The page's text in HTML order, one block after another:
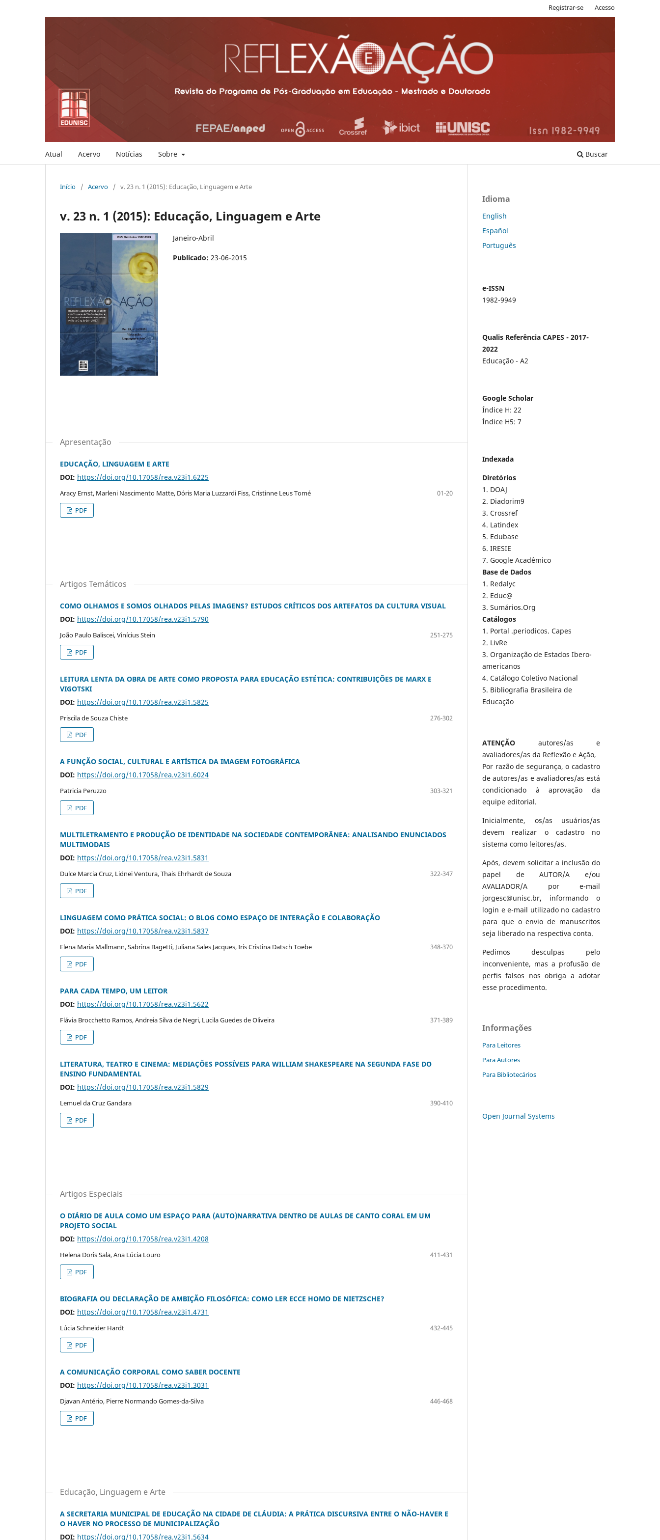
Atual Acervo Notícias Sobre Buscar
Registrar-se Acesso
Início / Acervo / v. 23 n. 1 (2015): Educação, Linguagem e Arte
v. 23 n. 1 (2015): Educação, Linguagem e Arte
Janeiro-Abril
Publicado: 23-06-2015
Apresentação
EDUCAÇÃO, LINGUAGEM E ARTE
DOI: https://doi.org/10.17058/rea.v23i1.6225
Aracy Ernst, Marleni Nascimento Matte, Dóris Maria Luzzardi Fiss, Cristinne Leus Tomé
01-20
PDF
Artigos Temáticos
COMO OLHAMOS E SOMOS OLHADOS PELAS IMAGENS? ESTUDOS CRÍTICOS DOS ARTEFATOS DA CULTURA VISUAL
DOI: https://doi.org/10.17058/rea.v23i1.5790
João Paulo Baliscei, Vinícius Stein
251-275
PDF
LEITURA LENTA DA OBRA DE ARTE COMO PROPOSTA PARA EDUCAÇÃO ESTÉTICA: CONTRIBUIÇÕES DE MARX E
VIGOTSKI
DOI: https://doi.org/10.17058/rea.v23i1.5825
Priscila de Souza Chiste
276-302
PDF
A FUNÇÃO SOCIAL, CULTURAL E ARTÍSTICA DA IMAGEM FOTOGRÁFICA
DOI: https://doi.org/10.17058/rea.v23i1.6024
Patricia Peruzzo
303-321
PDF
MULTILETRAMENTO E PRODUÇÃO DE IDENTIDADE NA SOCIEDADE CONTEMPORÂNEA: ANALISANDO ENUNCIADOS
MULTIMODAIS
DOI: https://doi.org/10.17058/rea.v23i1.5831
Dulce Marcia Cruz, Lidnei Ventura, Thais Ehrhardt de Souza
322-347
PDF
LINGUAGEM COMO PRÁTICA SOCIAL: O BLOG COMO ESPAÇO DE INTERAÇÃO E COLABORAÇÃO
DOI: https://doi.org/10.17058/rea.v23i1.5837
Elena Maria Mallmann, Sabrina Bagetti, Juliana Sales Jacques, Iris Cristina Datsch Toebe
348-370
PDF
PARA CADA TEMPO, UM LEITOR
DOI: https://doi.org/10.17058/rea.v23i1.5622
Flávia Brocchetto Ramos, Andreia Silva de Negri, Lucila Guedes de Oliveira
371-389
PDF
LITERATURA, TEATRO E CINEMA: MEDIAÇÕES POSSÍVEIS PARA WILLIAM SHAKESPEARE NA SEGUNDA FASE DO
ENSINO FUNDAMENTAL
DOI: https://doi.org/10.17058/rea.v23i1.5829
Lemuel da Cruz Gandara
390-410
PDF
Artigos Especiais
O DIÁRIO DE AULA COMO UM ESPAÇO PARA (AUTO)NARRATIVA DENTRO DE AULAS DE CANTO CORAL EM UM
PROJETO SOCIAL
DOI: https://doi.org/10.17058/rea.v23i1.4208
Helena Doris Sala, Ana Lúcia Louro
411-431
PDF
BIOGRAFIA OU DECLARAÇÃO DE AMBIÇÃO FILOSÓFICA: COMO LER ECCE HOMO DE NIETZSCHE?
DOI: https://doi.org/10.17058/rea.v23i1.4731
Lúcia Schneider Hardt
432-445
PDF
A COMUNICAÇÃO CORPORAL COMO SABER DOCENTE
DOI: https://doi.org/10.17058/rea.v23i1.3031
Djavan Antério, Pierre Normando Gomes-da-Silva
446-468
PDF
Educação, Linguagem e Arte
A SECRETARIA MUNICIPAL DE EDUCAÇÃO NA CIDADE DE CLÁUDIA: A PRÁTICA DISCURSIVA ENTRE O NÃO-HAVER E
O HAVER NO PROCESSO DE MUNICIPALIZAÇÃO
DOI: https://doi.org/10.17058/rea.v23i1.5634
Idioma
English
Español
Português
e-ISSN
1982-9949
Qualis Referência CAPES - 2017-
2022
Educação - A2
Google Scholar
Índice H: 22
Índice H5: 7
Indexada
Diretórios
1. DOAJ
2. Diadorim9
3. Crossref
4. Latindex
5. Edubase
6. IRESIE
7. Google Acadêmico
Base de Dados
1. Redalyc
2. Educ@
3. Sumários.Org
Catálogos
1. Portal .periodicos. Capes
2. LivRe
3. Organização de Estados Ibero-
americanos
4. Catálogo Coletivo Nacional
5. Bibliografia Brasileira de
Educação
ATENÇÃO autores/as e
avaliadores/as da Reflexão e Ação,
Por razão de segurança, o cadastro
de autores/as e avaliadores/as está
condicionado à aprovação da
equipe editorial.
Inicialmente, os/as usuários/as
devem realizar o cadastro no
sistema como leitores/as.
Após, devem solicitar a inclusão do
papel de AUTOR/A e/ou
AVALIADOR/A por e-mail
jorgesc@unisc.br, informando o
login e e-mail utilizado no cadastro
para que o envio de manuscritos
seja liberado na respectiva conta.
Pedimos desculpas pelo
inconveniente, mas a profusão de
perfis falsos nos obriga a adotar
esse procedimento.
Informações
Para Leitores
Para Autores
Para Bibliotecários
Open Journal Systems